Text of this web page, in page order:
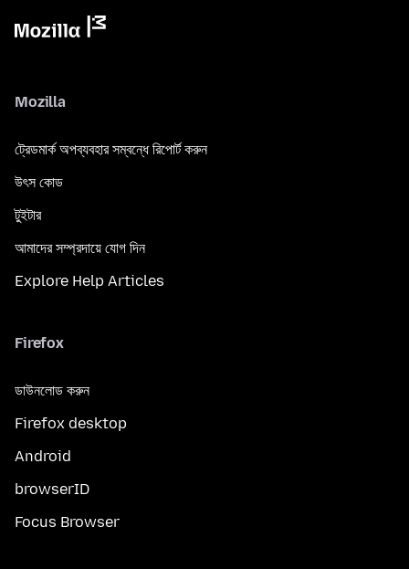
Mozilla
ট্রেডমার্ক অপব্যবহার সম্বন্ধে রিপোর্ট করুন
উৎস কোড
টুইটার
আমাদের সম্প্রদায়ে যোগ দিন
Explore Help Articles
Firefox
ডাউনলোড করুন
Firefox desktop
Android
browserID
Focus Browser